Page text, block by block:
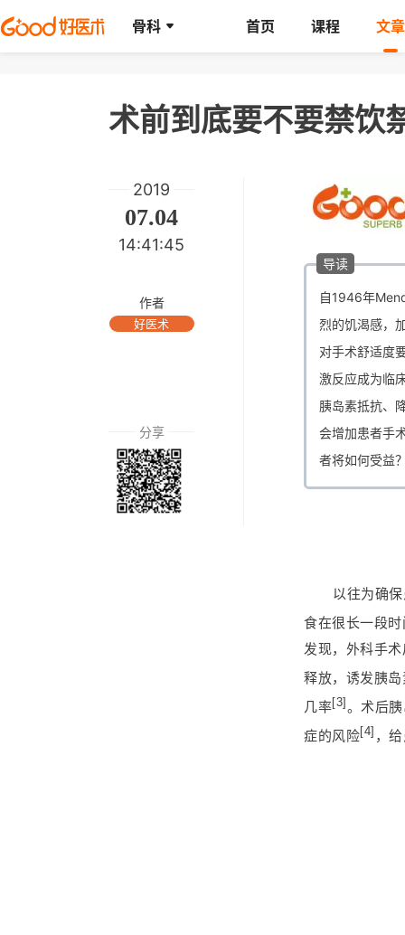
骨科 首页 课程 文章
术前到底要不要禁饮
2019
07.04
14:41:45
作者
好医术
分享
导读
自1946年
烈的饥渴感，
对手术舒适度
激反应成为临
胰岛素抵抗、
会增加患者手
者将如何受益
以往为确
食在很长一段
发现，外科手
释放，诱发胰
几率 [3] 。术后
症的风险 [4] ，